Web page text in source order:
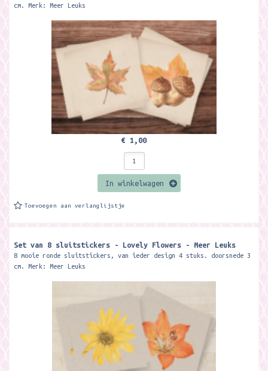
cm. Merk: Meer Leuks
€ 1,00
In winkelwagen
Toevoegen aan verlanglijstje
Set van 8 sluitstickers - Lovely Flowers - Meer Leuks
8 mooie ronde sluitstickers, van ieder design 4 stuks. doorsnede 3
cm. Merk: Meer Leuks